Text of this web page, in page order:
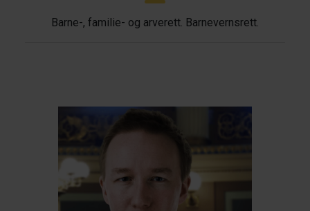
Barne-, familie- og arverett. Barnevernsrett.